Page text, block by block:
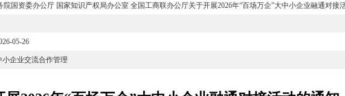
国资委办公厅 国家知识产权局办公室 全国工商联办公厅关于开展2026年“百场万企”大中小企业融通对接
05-26
小企业交流合作管理